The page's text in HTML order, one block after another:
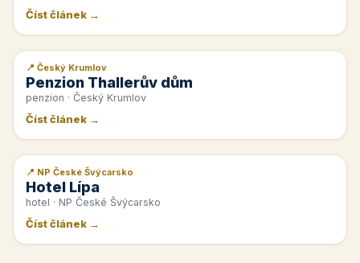
Číst článek →
📰 PR článek
📍 Český Krumlov
Penzion Thallerův dům
penzion · Český Krumlov
Číst článek →
📰 PR článek
📍 NP České Švýcarsko
Hotel Lípa
hotel · NP České Švýcarsko
Číst článek →